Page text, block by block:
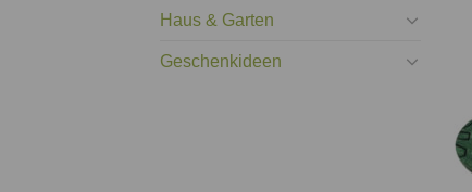
Haus & Garten
Geschenkideen